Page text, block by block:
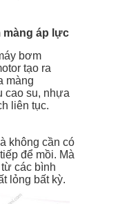
( bộ hẹn
cấp các Loại
Van Phao
– cấu tạo và
màng áp lực
bơm
tạo ra
màng
cao su, nhựa
liên tục.
không cần có
để mồi. Mà
các bình
lỏng bất kỳ.